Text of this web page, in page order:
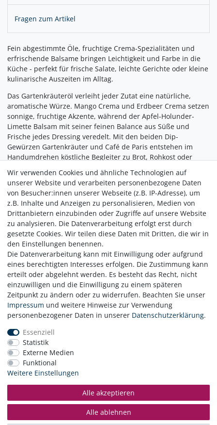
Fragen zum Artikel
Fein abgestimmte Öle, fruchtige Crema-Spezialitäten und
erfrischende Balsame bringen Leichtigkeit und Farbe in die
Küche - perfekt für frische Salate, leichte Gerichte oder kleine
kulinarische Auszeiten im Alltag.
Das Gartenkräuteröl verleiht jeder Zutat eine natürliche,
aromatische Würze. Mango Crema und Erdbeer Crema setzen
sonnige, fruchtige Akzente, während der Apfel-Holunder-
Limette Balsam mit seiner feinen Balance aus Süße und
Frische jedes Dressing veredelt. Mit den beiden Dip-
Gewürzen Gartenkräuter und Café de Paris entstehen im
Handumdrehen köstliche Begleiter zu Brot, Rohkost oder
inspirierende Rezeptkarten machen das Set komplett und
laden sofort zum Ausprobieren ein.
Ein liebevolles Geschenk für Genussmenschen - und eine
Einladung, den Frühling auf dem Teller zu erleben.
Zahlung
Versand
AGB
Hinweis zur Batterieentsorgung
Erklärung zur Barrierefreiheit
Kontakt
Vertrag widerrufen
© Copyright 2026 | Alle Rechte vorbehalten.
Wir verwenden Cookies und ähnliche Technologien auf
unserer Website und verarbeiten personenbezogene Daten
von Besucher:innen unserer Webseite (z.B. IP-Adresse), um
z.B. Inhalte und Anzeigen zu personalisieren, Medien von
Drittanbietern einzubinden oder Zugriffe auf unsere Website
zu analysieren. Die Datenverarbeitung erfolgt erst durch
gesetzte Cookies. Wir teilen diese Daten mit Dritten, die wir in
den Einstellungen benennen.
Die Datenverarbeitung kann mit Einwilligung oder aufgrund
eines berechtigten Interesses erfolgen. Die Zustimmung kann
erteilt oder abgelehnt werden. Es besteht das Recht, nicht
einzuwilligen und die Einwilligung zu einem späteren
Zeitpunkt zu ändern oder zu widerrufen. Beachten Sie unser
Impressum und weitere Hinweise zur Verwendung
personenbezogener Daten in unserer Daten­schutz­erklärung.
Essenziell
Statistik
Externe Medien
Funktional
Weitere Einstellungen
Alle akzeptieren
Alle ablehnen